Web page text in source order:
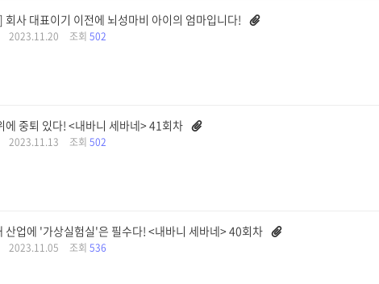
회사 대표이기 이전에 뇌성마비 아이의 엄마입니다!
2023.11.20 조회 502
에 중퇴 있다! <내바니 세바네> 41회차
2023.11.13 조회 502
산업에 '가상실험실'은 필수다! <내바니 세바네> 40회차
2023.11.05 조회 536